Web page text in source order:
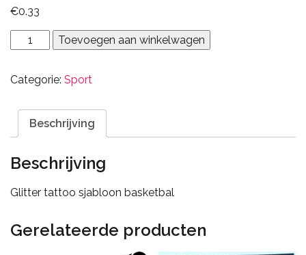
€0.33
Basketbal
aantal
Toevoegen aan winkelwagen
Categorie: Sport
Beschrijving
Beschrijving
Glitter tattoo sjabloon basketbal
Gerelateerde producten